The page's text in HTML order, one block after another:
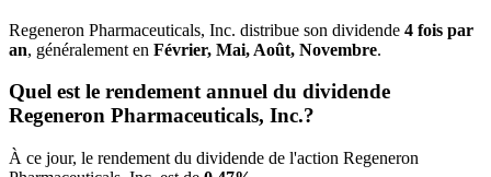
Regeneron Pharmaceuticals, Inc. distribue son dividende 4 fois par
an, généralement en Février, Mai, Août, Novembre.
Quel est le rendement annuel du dividende
Regeneron Pharmaceuticals, Inc.?
À ce jour, le rendement du dividende de l'action Regeneron